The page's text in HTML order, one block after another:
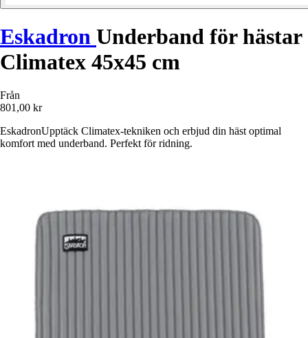
Eskadron Underband för hästar
Climatex 45x45 cm
Från
801,00 kr
EskadronUpptäck Climatex-tekniken och erbjud din häst optimal
komfort med underband. Perfekt för ridning.